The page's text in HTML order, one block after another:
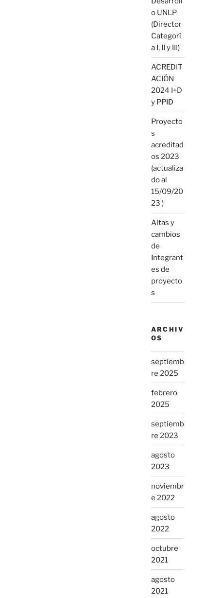
o UNLP
(Director
Categorí
a I, II y III)
ACREDIT
ACIÓN
2024 I+D
y PPID
Proyecto
s
acreditad
os 2023
(actualiza
do al
15/09/20
23 )
Altas y
cambios
de
Integrant
es de
proyecto
s
ARCHIV
OS
septiemb
re 2025
febrero
2025
septiemb
re 2023
agosto
2023
noviembr
e 2022
agosto
2022
octubre
2021
agosto
2021